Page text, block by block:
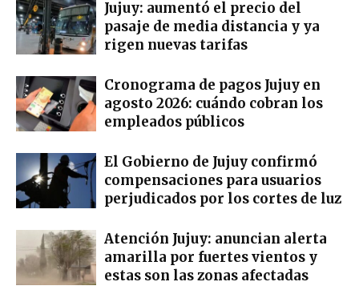
Jujuy: aumentó el precio del
pasaje de media distancia y ya
rigen nuevas tarifas
Cronograma de pagos Jujuy en
agosto 2026: cuándo cobran los
empleados públicos
El Gobierno de Jujuy confirmó
compensaciones para usuarios
perjudicados por los cortes de luz
Atención Jujuy: anuncian alerta
amarilla por fuertes vientos y
estas son las zonas afectadas